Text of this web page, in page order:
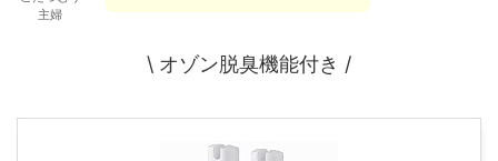
主婦
\ オゾン脱臭機能付き /